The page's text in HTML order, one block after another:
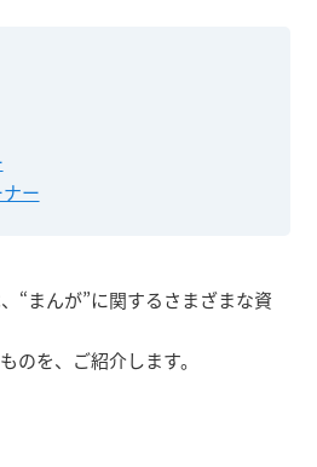
ー
“まんが”に関するさまざまな資
のを、ご紹介します。